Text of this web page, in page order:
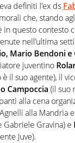
definiti l’ex ds
che, stando
questo contesto
nell’ultima
Mario Bendoni e
juventino
il suo agente), il
Campoccia (il suo
alla cena
alla Mandria
Gravina) e
Juve).